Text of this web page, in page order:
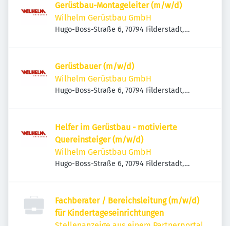
Gerüstbau-Montageleiter (m/w/d)
Wilhelm Gerüstbau GmbH
Hugo-Boss-Straße 6, 70794 Filderstadt,
Gerüstbauer (m/w/d)
Wilhelm Gerüstbau GmbH
Hugo-Boss-Straße 6, 70794 Filderstadt,
Helfer im Gerüstbau - motivierte
Quereinsteiger (m/w/d)
Wilhelm Gerüstbau GmbH
Hugo-Boss-Straße 6, 70794 Filderstadt,
Fachberater / Bereichsleitung (m/w/d)
für Kindertageseinrichtungen